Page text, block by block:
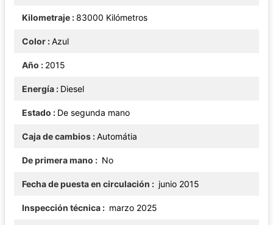
Kilometraje 83000 Kilómetros
Color Azul
Año 2015
Energía Diesel
Estado De segunda mano
Caja de cambios Automátia
De primera mano No
Fecha de puesta en circulación junio 2015
Inspección técnica marzo 2025